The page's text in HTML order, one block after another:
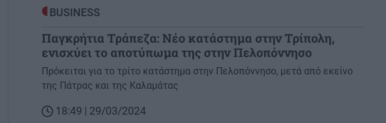
BUSINESS
Παγκρήτια Τράπεζα: Νέο κατάστημα στην Τρίπολη,
ενισχύει το αποτύπωμα της στην Πελοπόννησο
Πρόκειται για το τρίτο κατάστημα στην Πελοπόννησο, μετά από εκείνο
της Πάτρας και της Καλαμάτας
18:49 | 29/03/2024